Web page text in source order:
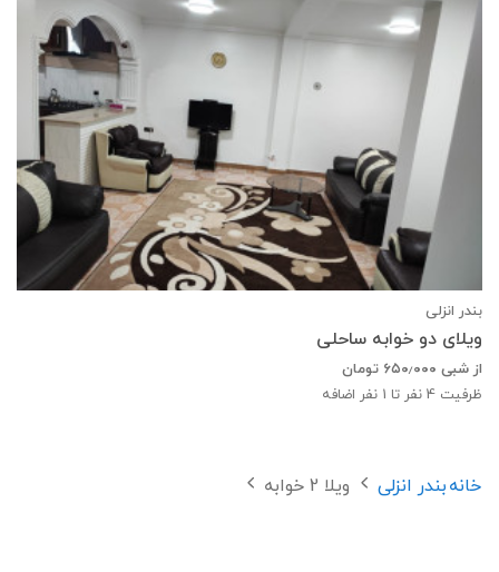
بندر انزلی
ویلای دو خوابه ساحلی
از شبی ۶۵۰٫۰۰۰ تومان
ظرفیت 4 نفر تا 1 نفر اضافه
خانهبندر انزلی ویلا 2 خوابه